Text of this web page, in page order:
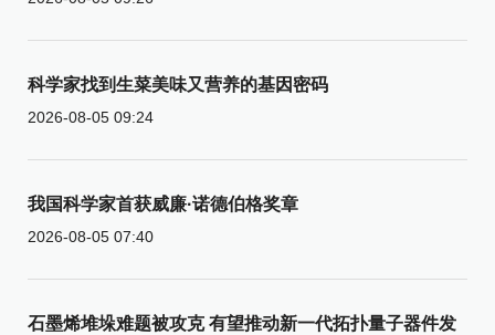
科学家找到生菜美味又营养的基因密码
2026-08-05 09:24
我国科学家首获威廉·诺德伯格奖章
2026-08-05 07:40
石墨烯堆垛难题被攻克 有望推动新一代拓扑量子器件发